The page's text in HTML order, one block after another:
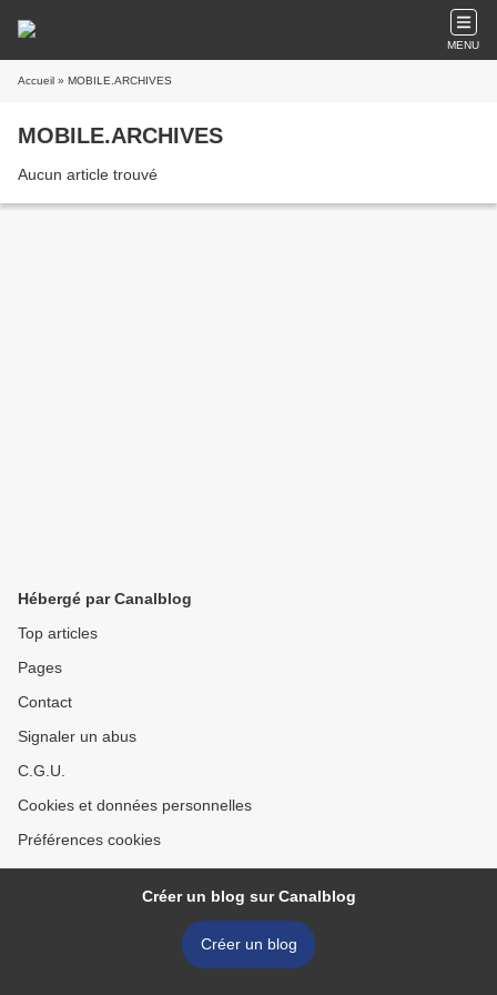
MENU
Accueil » MOBILE.ARCHIVES
MOBILE.ARCHIVES
Aucun article trouvé
Hébergé par Canalblog
Top articles
Pages
Contact
Signaler un abus
C.G.U.
Cookies et données personnelles
Préférences cookies
Créer un blog sur Canalblog
Créer un blog